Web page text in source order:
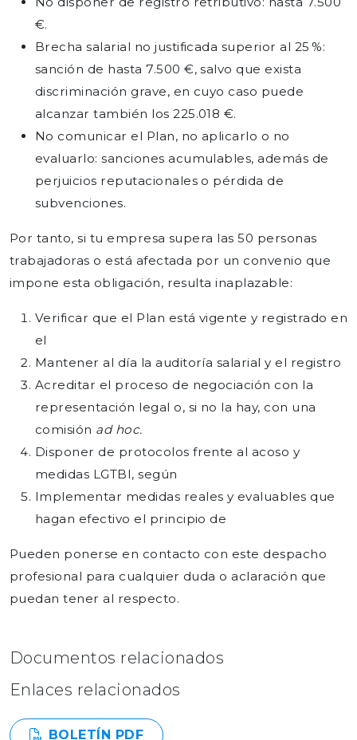
€.
Brecha salarial no justificada superior al 25 %:
sanción de hasta 7.500 €, salvo que exista
discriminación grave, en cuyo caso puede
alcanzar también los 225.018 €.
No comunicar el Plan, no aplicarlo o no
evaluarlo: sanciones acumulables, además de
perjuicios reputacionales o pérdida de
subvenciones.
Por tanto, si tu empresa supera las 50 personas
trabajadoras o está afectada por un convenio que
impone esta obligación, resulta inaplazable:
Verificar que el Plan está vigente y registrado en
el
Mantener al día la auditoría salarial y el registro
Acreditar el proceso de negociación con la
representación legal o, si no la hay, con una
comisión ad hoc.
Disponer de protocolos frente al acoso y
medidas LGTBI, según
Implementar medidas reales y evaluables que
hagan efectivo el principio de
Pueden ponerse en contacto con este despacho
profesional para cualquier duda o aclaración que
puedan tener al respecto.
Documentos relacionados
Enlaces relacionados
BOLETÍN PDF